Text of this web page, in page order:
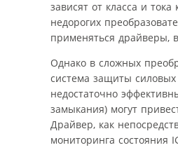
зависят от класса и
недорогих
применяться драйверы,
Однако в сложных
система защиты силовых
недостаточно
замыкания) могут
Драйвер, как
мониторинга состояния